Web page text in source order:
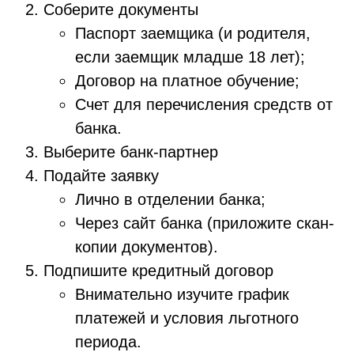
Соберите документы
Паспорт заемщика (и родителя,
если заемщик младше 18 лет);
Договор на платное обучение;
Счет для перечисления средств от
банка.
Выберите банк-партнер
Подайте заявку
Лично в отделении банка;
Через сайт банка (приложите скан-
копии документов).
Подпишите кредитный договор
Внимательно изучите график
платежей и условия льготного
периода.